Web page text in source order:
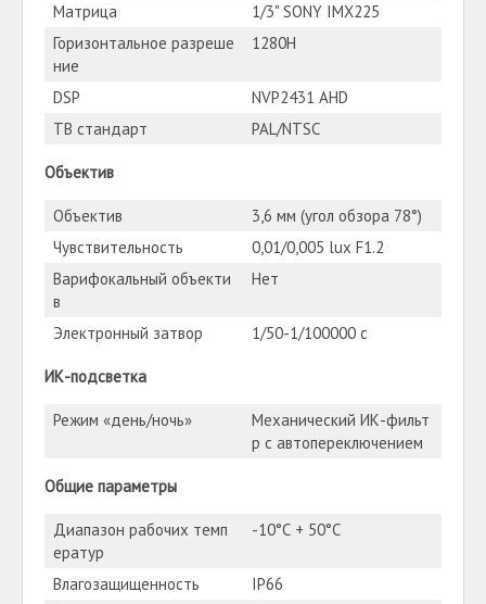
Матрица
1/3" SONY IMX225
Горизонтальное разреше
ние
1280H
DSP
NVP2431 AHD
ТВ стандарт
PAL/NTSC
Объектив
Объектив
3,6 мм (угол обзора 78°)
Чувствительность
0,01/0,005 lux F1.2
Варифокальный объекти
в
Нет
Электронный затвор 1/50-1/100000 с
ИК-подсветка
Режим «день/ночь»
Механический ИК-фильт
р с автопереключением
Общие параметры
Диапазон рабочих темп
ератур
-10°С + 50°С
Влагозащищенность
IP66